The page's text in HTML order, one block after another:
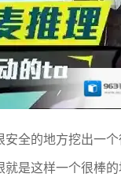
全的地方挖出一
是这样一个很棒